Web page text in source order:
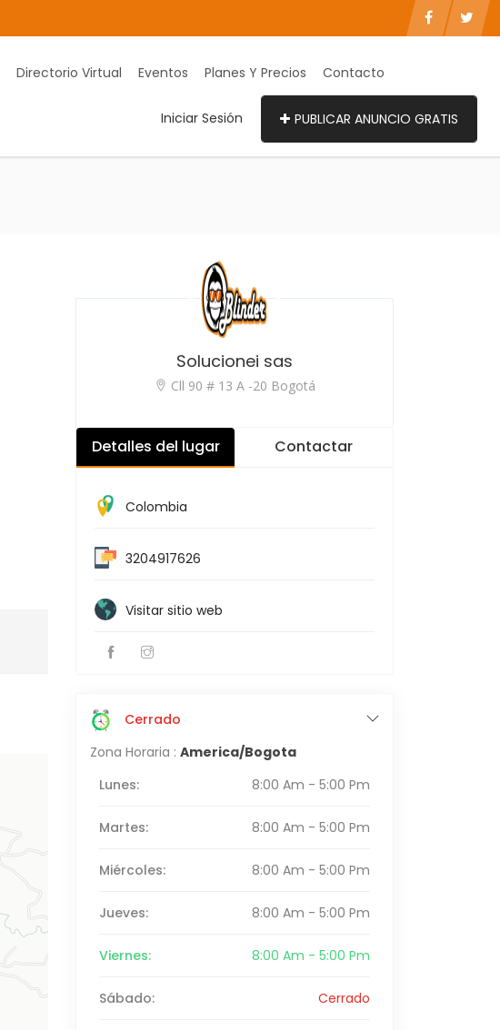
Directorio Virtual Eventos Planes Y Precios Contacto
Iniciar Sesión PUBLICAR ANUNCIO GRATIS
Solucionei sas
Cll 90 # 13 A -20 Bogotá
Detalles del lugar Contactar
Colombia
3204917626
Visitar sitio web
Cerrado
Zona Horaria : America/Bogota
Lunes:
8:00 Am - 5:00 Pm
Martes: 8:00 Am - 5:00 Pm
Miércoles: 8:00 Am - 5:00 Pm
Jueves: 8:00 Am - 5:00 Pm
Viernes: 8:00 Am - 5:00 Pm
Sábado: Cerrado